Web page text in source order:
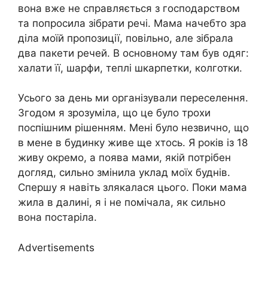
вона вже не справляється з господарством
та попросила зібрати речі. Мама начебто зра
діла моїй пропозиції, повільно, але зібрала
два пакети речей. В основному там був одяг:
халати її, шарфи, теплі шкарпетки, колготки.
Усього за день ми організували переселення.
Згодом я зрозуміла, що це було трохи
поспішним рішенням. Мені було незвично, що
в мене в будинку живе ще хтось. Я років із 18
живу окремо, а поява мами, якій потрібен
догляд, сильно змінила уклад моїх буднів.
Спершу я навіть злякалася цього. Поки мама
жила в далині, я і не помічала, як сильно
вона постаріла.
Advertisements